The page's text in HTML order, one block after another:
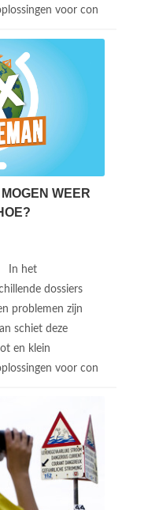
voor con
WEER
In het
dossiers
problemen zijn
schiet deze
en klein
voor con